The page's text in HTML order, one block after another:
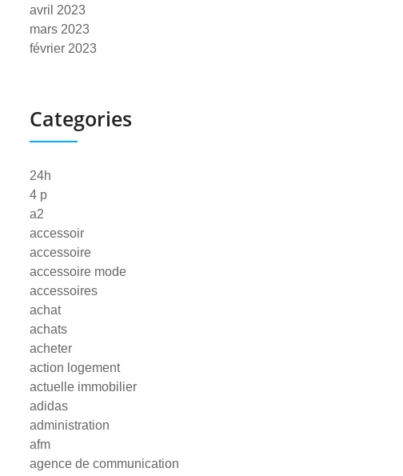
avril 2023
mars 2023
février 2023
Categories
24h
4 p
a2
accessoir
accessoire
accessoire mode
accessoires
achat
achats
acheter
action logement
actuelle immobilier
adidas
administration
afm
agence de communication